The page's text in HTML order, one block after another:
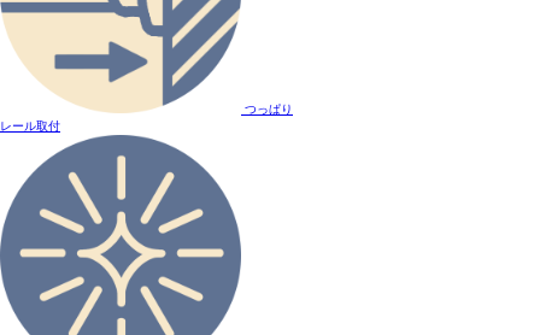
つっぱり
レール取付